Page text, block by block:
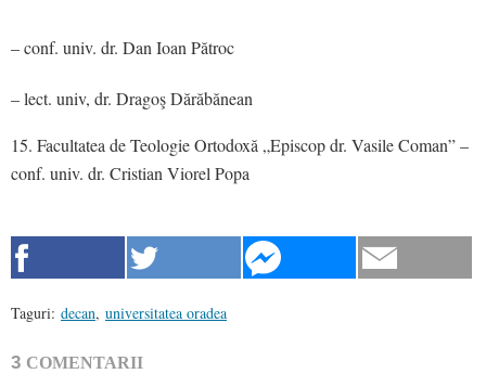
– conf. univ. dr. Dan Ioan Pătroc
– lect. univ, dr. Dragoş Dărăbănean
Facultatea de Teologie Ortodoxă „Episcop dr. Vasile Coman” –
conf. univ. dr. Cristian Viorel Popa
Taguri: decan, universitatea oradea
3 COMENTARII